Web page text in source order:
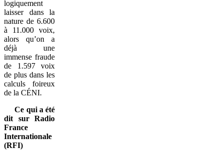
logiquement
laisser dans la
nature de 6.600
à 11.000 voix,
alors qu’on a
déjà une
immense fraude
de 1.597 voix
de plus dans les
calculs foireux
de la CÉNI.
Ce qui a été
dit sur Radio
France
Internationale
(RFI)